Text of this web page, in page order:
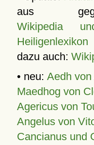
aus
Wikipedia
Heiligenlexikon
dazu auch:
• neu: Aedh
Maedhog von
Agericus von
Angelus von
Cancianus und